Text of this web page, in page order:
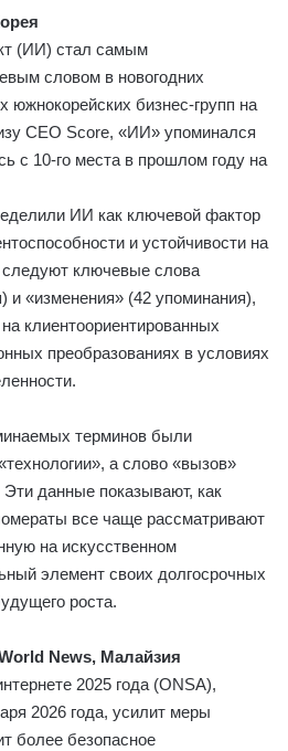
(ИИ) стал самым
словом в новогодних
южнокорейских бизнес-групп на
CEO Score, «ИИ» упоминался
с 10-го места в прошлом году на
ИИ как ключевой фактор
и устойчивости на
ключевые слова
и «изменения» (42 упоминания),
клиентоориентированных
преобразованиях в условиях
терминов были
а слово «вызов»
данные показывают, как
все чаще рассматривают
на искусственном
элемент своих долгосрочных
роста.
News, Малайзия
2025 года (ONSA),
2026 года, усилит меры
более безопасное